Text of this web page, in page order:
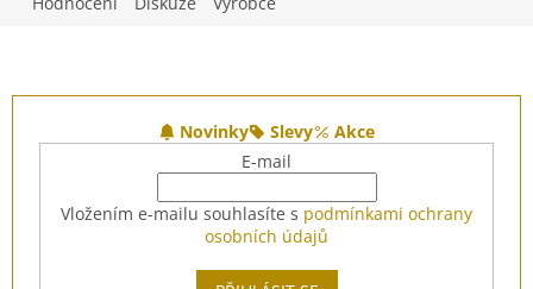
Novinky Slevy
Akce
E-mail
Vložením e-mailu souhlasíte s podmínkami ochrany
osobních údajů